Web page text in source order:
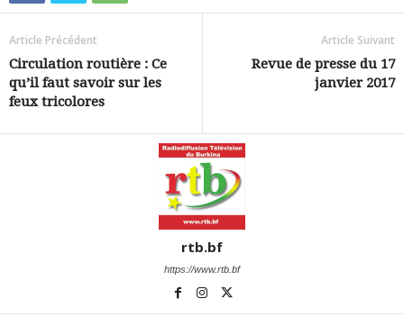
Article Précédent
Circulation routière : Ce
qu’il faut savoir sur les
feux tricolores
Article Suivant
Revue de presse du 17
janvier 2017
rtb.bf
https://www.rtb.bf